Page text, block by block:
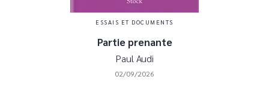
ESSAIS ET DOCUMENTS
Partie prenante
Paul Audi
02/09/2026